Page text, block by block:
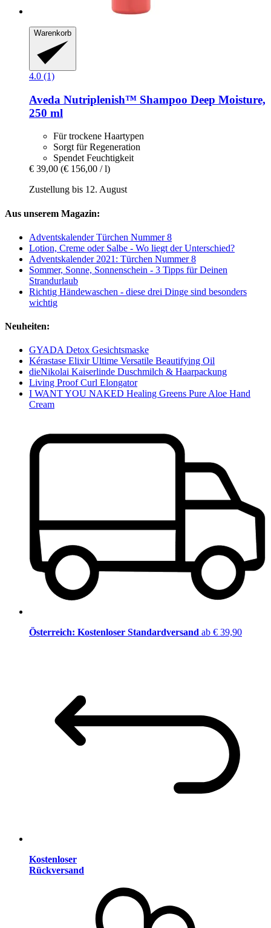
Warenkorb
4.0 (1)
Aveda Nutriplenish™ Shampoo Deep Moisture,
250 ml
Für trockene Haartypen
Sorgt für Regeneration
Spendet Feuchtigkeit
€ 39,00 (€ 156,00 / l)
Zustellung bis 12. August
Aus unserem Magazin:
Adventskalender Türchen Nummer 8
Lotion, Creme oder Salbe - Wo liegt der Unterschied?
Adventskalender 2021: Türchen Nummer 8
Sommer, Sonne, Sonnenschein - 3 Tipps für Deinen
Strandurlaub
Richtig Händewaschen - diese drei Dinge sind besonders
wichtig
Neuheiten:
GYADA Detox Gesichtsmaske
Kérastase Elixir Ultime Versatile Beautifying Oil
dieNikolai Kaiserlinde Duschmilch & Haarpackung
Living Proof Curl Elongator
I WANT YOU NAKED Healing Greens Pure Aloe Hand
Cream
Österreich: Kostenloser Standardversand ab € 39,90
Kostenloser
Rückversand